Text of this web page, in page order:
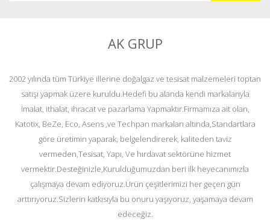
AK GRUP
2002 yılında tüm Türkiye illerine doğalgaz ve tesisat malzemeleri toptan
satışı yapmak üzere kuruldu.Hedefi bu alanda kendi markalarıyla
İmalat, ithalat, ihracat ve pazarlama Yapmaktır.Firmamıza ait olan,
Katotix, BeZe, Eco, Asens ,ve Techpan markaları altında,Standartlara
göre üretimin yaparak, belgelendirerek, kaliteden taviz
vermeden,Tesisat, Yapı, Ve hırdavat sektörüne hizmet
vermektir.Desteğinizle,Kurulduğumuzdan beri ilk heyecanımızla
çalışmaya devam ediyoruz.Ürün çeşitlerimizi her geçen gün
arttırıyoruz.Sizlerin katkısıyla bu onuru yaşıyoruz, yaşamaya devam
edeceğiz.